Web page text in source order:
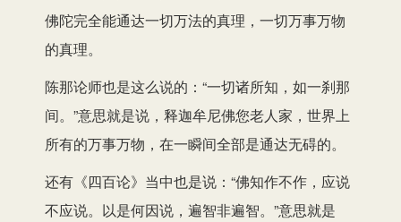
佛陀完全能通达一切万法的真理，一切万事万物
的真理。
陈那论师也是这么说的：“一切诸所知，如一刹那
间。”意思就是说，释迦牟尼佛您老人家，世界上
所有的万事万物，在一瞬间全部是通达无碍的。
还有《四百论》当中也是说：“佛知作不作，应说
不应说。以是何因说，遍智非遍智。”意思就是